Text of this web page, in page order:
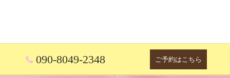
090-8049-2348 ご予約はこちら